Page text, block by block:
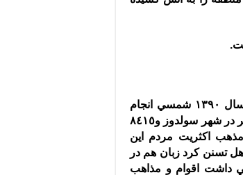
.
كه در سال ١٣۹٠ شمسي انجام
١٢١٦٠٢ نفر بود كه ٧٥٥٥٠ نفر در شهر سولدوز و٨٤١٥
بوده اند، مذهب اكثريت مردم اين
تسنن كرد ‌زبان هم در
داشت اقوام و مذاهب